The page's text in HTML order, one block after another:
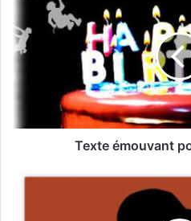
Texte émouvant